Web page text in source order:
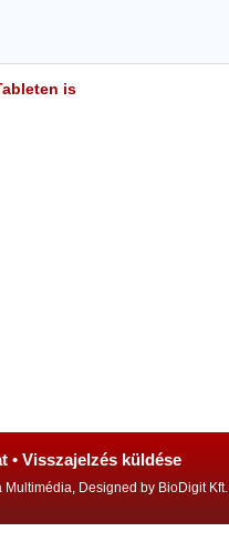
is
• Visszajelzés küldése
Designed by BioDigit Kft.